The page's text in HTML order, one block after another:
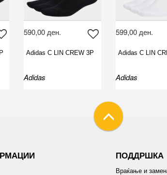
590,00 ден.
Adidas C LIN CREW 3P
Adidas
599,00 ден.
Adidas C LIN
Adidas
ПОДДРШКА
Враќање и